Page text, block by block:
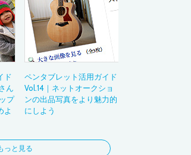
ド
ん
プ
よ
ペンタブレット活用ガイド
Vol.14｜ネットオークショ
ンの出品写真をより魅力的
にしよう
っと見る